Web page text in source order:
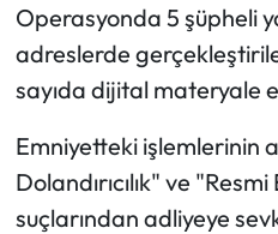
Operasyonda 5 şüpheli
adreslerde
sayıda dijital materyale
Emniyetteki işlemlerinin
Dolandırıcılık" ve
suçlarından adliyeye